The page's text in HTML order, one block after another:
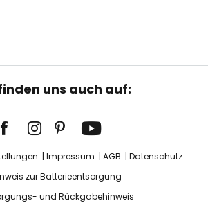
uns auch auf:
Impressum AGB
Datenschutz
zur Batterieentsorgung
und Rückgabehinweis